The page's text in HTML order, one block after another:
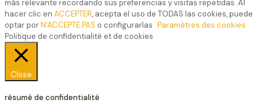
más relevante recordando sus preferencias y visitas repetidas. Al
hacer clic en ACCEPTER, acepta el uso de TODAS las cookies, puede
optar porN'ACCEPTE PAS o configurarlas Paramètres des cookies
Politique de confidentialité et de cookies
Close
résumé de confidentialité